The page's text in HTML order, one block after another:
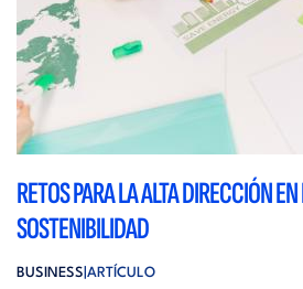
RETOS PARA LA ALTA DIRECCIÓN
SOSTENIBILIDAD
BUSINESS ARTÍCULO